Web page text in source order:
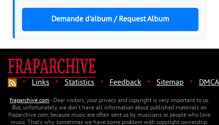
Demande d'album / Request Album
· Links · Statistics · Feedback · Sitemap · DMCA
fraparchive.com- Dear visitors, your privacy and copyright is very important to us.
But, unfortunately, we don't have all information about published materials on
fraparchive.com, because music are often sent us by musicians or people who love
music. That's why sometimes we have some problem with copyright ownership.